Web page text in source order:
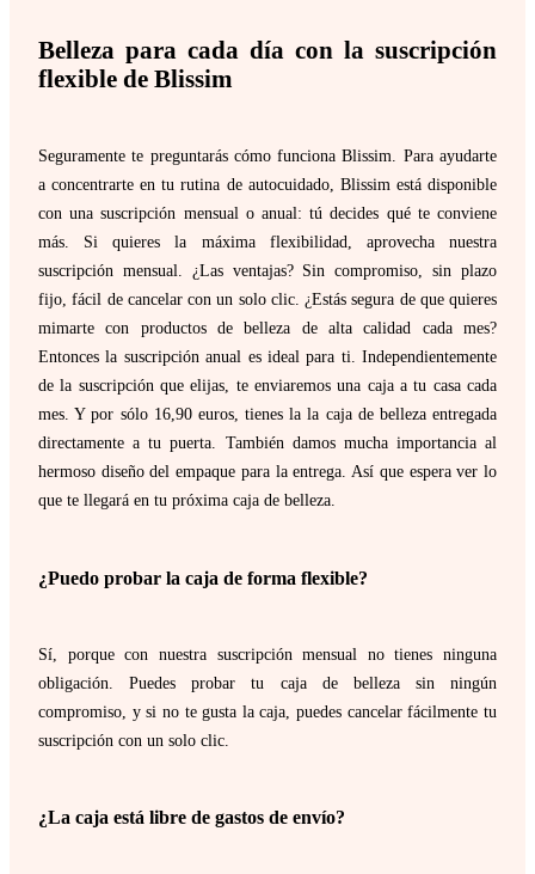
Belleza para cada día con la suscripción
flexible de Blissim
Seguramente te preguntarás cómo funciona Blissim. Para ayudarte
a concentrarte en tu rutina de autocuidado, Blissim está disponible
con una suscripción mensual o anual: tú decides qué te conviene
más. Si quieres la máxima flexibilidad, aprovecha nuestra
suscripción mensual. ¿Las ventajas? Sin compromiso, sin plazo
fijo, fácil de cancelar con un solo clic. ¿Estás segura de que quieres
mimarte con productos de belleza de alta calidad cada mes?
Entonces la suscripción anual es ideal para ti. Independientemente
de la suscripción que elijas, te enviaremos una caja a tu casa cada
mes. Y por sólo 16,90 euros, tienes la la caja de belleza entregada
directamente a tu puerta. También damos mucha importancia al
hermoso diseño del empaque para la entrega. Así que espera ver lo
que te llegará en tu próxima caja de belleza.
¿Puedo probar la caja de forma flexible?
Sí, porque con nuestra suscripción mensual no tienes ninguna
obligación. Puedes probar tu caja de belleza sin ningún
compromiso, y si no te gusta la caja, puedes cancelar fácilmente tu
suscripción con un solo clic.
¿La caja está libre de gastos de envío?